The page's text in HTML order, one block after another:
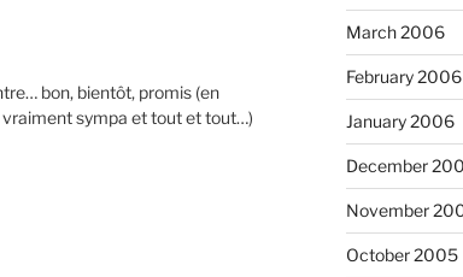
bon, bientôt, promis (en
sympa et tout et tout…)
March 2006
February 2006
January 2006
December
November
October 2005